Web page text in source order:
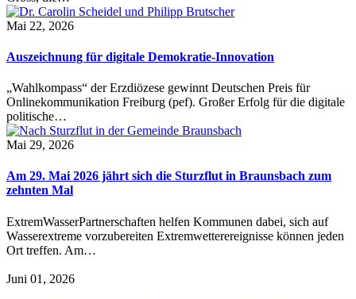
Mai 22, 2026
Auszeichnung für digitale Demokratie-Innovation
„Wahlkompass“ der Erzdiözese gewinnt Deutschen Preis für
Onlinekommunikation Freiburg (pef). Großer Erfolg für die digitale
politische…
Mai 29, 2026
Am 29. Mai 2026 jährt sich die Sturzflut in Braunsbach zum
zehnten Mal
ExtremWasserPartnerschaften helfen Kommunen dabei, sich auf
Wasserextreme vorzubereiten Extremwetterereignisse können jeden
Ort treffen. Am…
Juni 01, 2026